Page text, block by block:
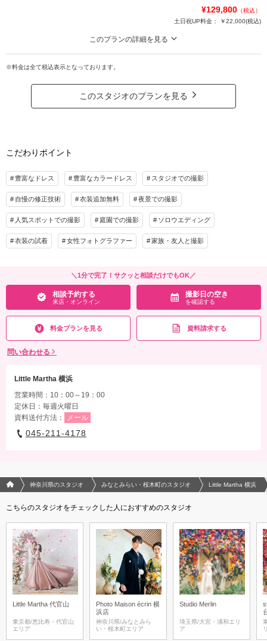
アルバム データ 50カット
家族用衣装レンタル
ブーケ＆ブートニア
相談予約する
来店・オンライン
撮影日の空き
を確認する
¥129,800 （税込）
土日祝UP料金：
￥22,000(税込)
このプランの詳細を見る
◆事前試着付きで安心！(ドレス3着＆タキシード3着)◆データ50カット付き
横浜らしい景色をバックにドレス＆タキシード姿で撮影するロケーションフォ
開放感溢れるおふたりの自然な表情を捉えます。
50カットのデータ付プランです。（撮影場所までの交通費は別途）
アルバム データ 50カット
衣装追加 会食
その他含むもの
アクセサリー小物一式、タキシード小物一式、新郎新婦ヘアメイク、撮影小物、撮影
相談予約する
来店・オンライン
撮影日の空き
を確認する
※料金は全て税込表示となっております。
このスタジオのプランを見る
こだわりポイント
豊富なドレス 豊富なカラードレス スタジオでの撮影
自慢の修正技術 衣装追加無料 夜景での撮影
人気スポットでの撮影 庭園での撮影 ソロウエディング
衣装の試着 女性フォトグラファー 家族・友人と撮影
＼1分で完了！サクッと相談だけでもOK／
相談予約する
来店・オンライン
撮影日の空き
を確認する
料金プランを見る 資料請求する
問い合わせる
Little Martha 横浜
営業時間：10：00～19：00
定休日：毎週火曜日
資料送付方法：
メール
045-211-4178
フォトウエディング/結婚写真のPhotorait ホーム
神奈川県のスタジオ みなとみらい・桜木町のスタジオ Little Martha 横浜
こちらのスタジオをチェックした人におすすめのスタジオ
Little Martha 代官山
東京都/恵比寿・代官山
エリア
Photo Maison écrin 横
浜店
神奈川県/みなとみら
い・桜木町エリア
Studio Merlin
埼玉県/大宮・浦和エリ
ア